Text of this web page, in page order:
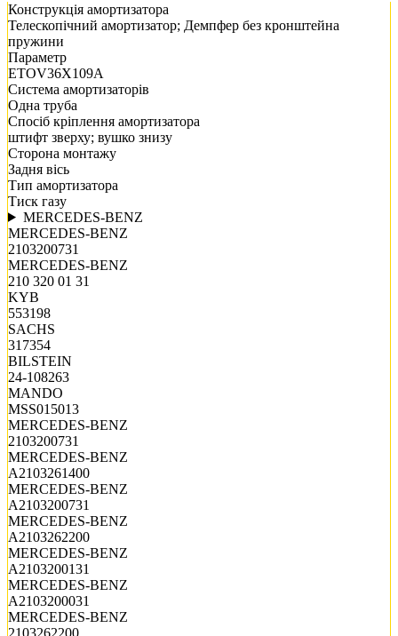
Конструкція амортизатора
Телескопічний амортизатор; Демпфер без кронштейна
пружини
Параметр
ETOV36X109A
Система амортизаторів
Одна труба
Спосіб кріплення амортизатора
штифт зверху; вушко знизу
Сторона монтажу
Задня вісь
Тип амортизатора
Тиск газу
MERCEDES-BENZ
MERCEDES-BENZ
2103200731
MERCEDES-BENZ
210 320 01 31
KYB
553198
SACHS
317354
BILSTEIN
24-108263
MANDO
MSS015013
MERCEDES-BENZ
2103200731
MERCEDES-BENZ
A2103261400
MERCEDES-BENZ
A2103200731
MERCEDES-BENZ
A2103262200
MERCEDES-BENZ
A2103200131
MERCEDES-BENZ
A2103200031
MERCEDES-BENZ
2103262200